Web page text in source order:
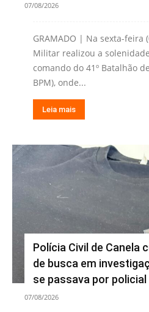
07/08/2026
GRAMADO | Na sexta-feira
Militar realizou a
comando do 41º Batalhão
BPM), onde...
Leia mais
Polícia Civil de Canela
de busca em
se passava por policial
07/08/2026